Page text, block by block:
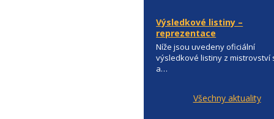
Výsledkové listiny –
reprezentace
Níže jsou uvedeny oficiální
výsledkové listiny z mistrovství
a…
Všechny aktuality